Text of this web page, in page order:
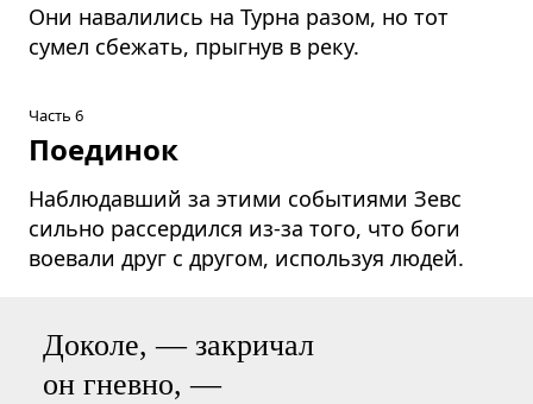
Они навалились на Турна разом, но тот
сумел сбежать, прыгнув в реку.
Часть 6
Поединок
Наблюдавший за этими событиями Зевс
сильно рассердился из-за того, что боги
воевали друг с другом, используя людей.
Доколе, — закричал
он гневно, —